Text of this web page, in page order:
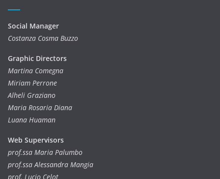
Social Manager
Costanza Cosma Buzzo
Graphic Directors
Martina Comegna
Miriam Perrone
Alheli Graziano
Maria Rosaria Diana
Luana Huaman
Web Supervisors
prof.ssa Maria Palumbo
prof.ssa Alessandra Mangia
prof. Lucio Celot